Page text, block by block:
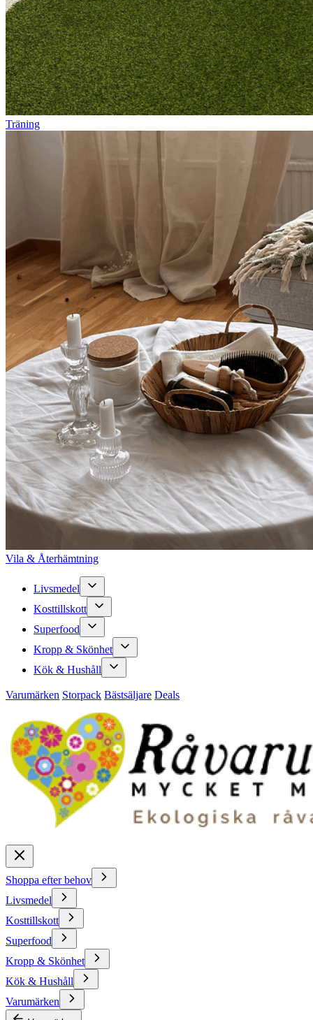
Träning
Vila & Återhämtning
Livsmedel
Kosttillskott
Superfood
Kropp & Skönhet
Kök & Hushåll
Varumärken Storpack Bästsäljare Deals
Shoppa efter behov
Livsmedel
Kosttillskott
Superfood
Kropp & Skönhet
Kök & Hushåll
Varumärken